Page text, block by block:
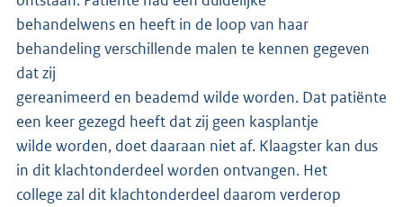
behandelwens en heeft in de loop van haar
behandeling verschillende malen te kennen gegeven
dat zij
gereanimeerd en beademd wilde worden. Dat patiënte
een keer gezegd heeft dat zij geen kasplantje
wilde worden, doet daaraan niet af. Klaagster kan dus
in dit klachtonderdeel worden ontvangen. Het
college zal dit klachtonderdeel daarom verderop